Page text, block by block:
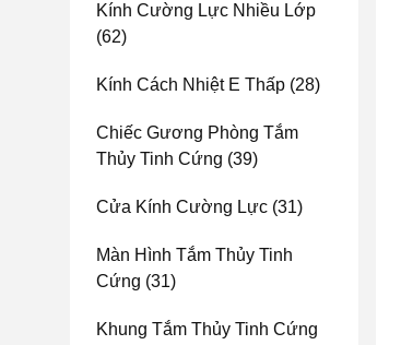
Kính Cường Lực Nhiều Lớp
(62)
Kính Cách Nhiệt E Thấp (28)
Chiếc Gương Phòng Tắm
Thủy Tinh Cứng (39)
Cửa Kính Cường Lực (31)
Màn Hình Tắm Thủy Tinh
Cứng (31)
Khung Tắm Thủy Tinh Cứng